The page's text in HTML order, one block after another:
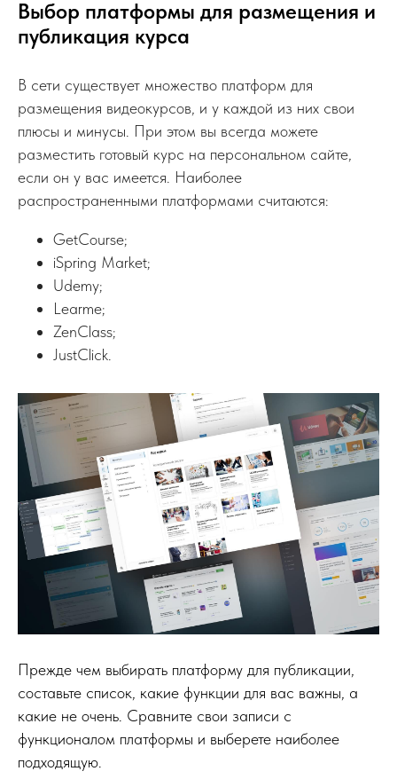
Выбор платформы для размещения и
публикация курса
В сети существует множество платформ для
размещения видеокурсов, и у каждой из них свои
плюсы и минусы. При этом вы всегда можете
разместить готовый курс на персональном сайте,
если он у вас имеется. Наиболее
распространенными платформами считаются:
GetCourse;
iSpring Market;
Udemy;
Learme;
ZenClass;
JustClick.
Прежде чем выбирать платформу для публикации,
составьте список, какие функции для вас важны, а
какие не очень. Сравните свои записи с
функционалом платформы и выберете наиболее
подходящую.